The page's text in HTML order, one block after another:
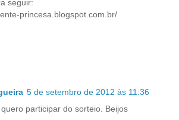
seguir:
princesa.blogspot.com.br/
5 de setembro de 2012 às 11:36
participar do sorteio. Beijos